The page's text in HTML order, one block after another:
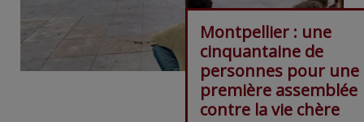
Montpellier : une
cinquantaine de
personnes pour une
première assemblée
contre la vie chère